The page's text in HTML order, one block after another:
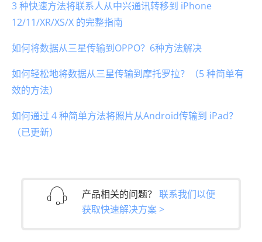
3 种快速方法将联系人从中兴通讯转移到 iPhone
12/11/XR/XS/X 的完整指南
如何将数据从三星传输到OPPO？6种方法解决
如何轻松地将数据从三星传输到摩托罗拉？（5 种简单有
效的方法）
如何通过 4 种简单方法将照片从Android传输到 iPad？
（已更新）
产品相关的问题？ 联系我们以便
获取快速解决方案 >